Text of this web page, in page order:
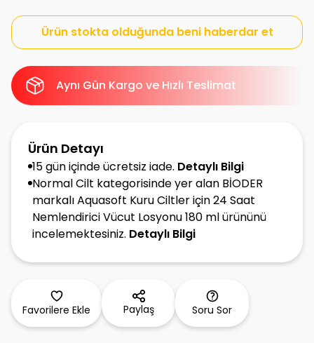
Ürün stokta olduğunda beni haberdar et
Aynı Gün Kargo ve Hızlı Teslimat
Ürün Detayı
15 gün içinde ücretsiz iade. Detaylı Bilgi
Normal Cilt kategorisinde yer alan BİODER
markalı Aquasoft Kuru Ciltler için 24 Saat
Nemlendirici Vücut Losyonu 180 ml ürününü
incelemektesiniz. Detaylı Bilgi
Favorilere Ekle Paylaş Soru Sor